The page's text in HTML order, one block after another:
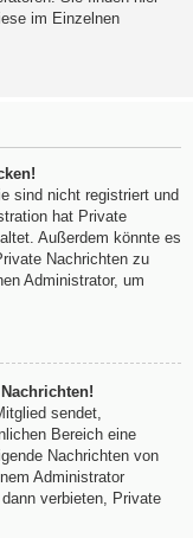
im Einzelnen
sind nicht registriert und
hat Private
Außerdem könnte es
Nachrichten zu
Administrator, um
sendet,
Bereich eine
Nachrichten von
Administrator
verbieten, Private